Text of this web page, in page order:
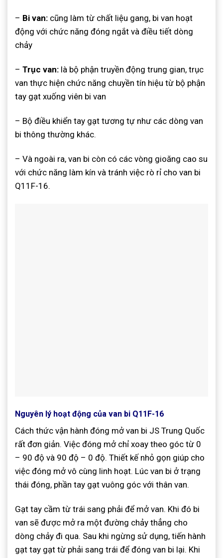
– Bi van: cũng làm từ chất liệu gang, bi van hoạt
động với chức năng đóng ngắt và điều tiết dòng
chảy
– Trục van: là bộ phận truyền động trung gian, trục
van thực hiện chức năng chuyền tín hiệu từ bộ phận
tay gạt xuống viên bi van
– Bộ điều khiển tay gạt tương tự như các dòng van
bi thông thường khác.
– Và ngoài ra, van bi còn có các vòng gioăng cao su
với chức năng làm kín và tránh việc rò rỉ cho van bi
Q11F-16.
Nguyên lý hoạt động của van bi Q11F-16
Cách thức vận hành đóng mở van bi JS Trung Quốc
rất đơn giản. Việc đóng mở chỉ xoay theo góc từ 0
– 90 độ và 90 độ – 0 độ. Thiết kế nhỏ gọn giúp cho
việc đóng mở vô cùng linh hoạt. Lúc van bi ở trạng
thái đóng, phần tay gạt vuông góc với thân van.
Gạt tay cầm từ trái sang phải để mở van. Khi đó bi
van sẽ được mở ra một đường chảy thẳng cho
dòng chảy đi qua. Sau khi ngừng sử dụng, tiến hành
gạt tay gạt từ phải sang trái để đóng van bi lại. Khi